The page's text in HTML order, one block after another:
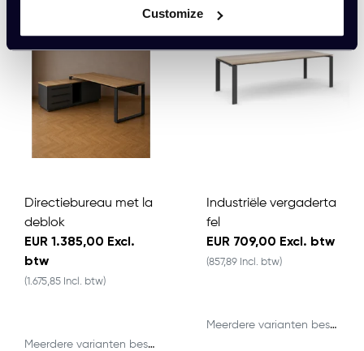
Customize
Directiebureau met la
deblok
EUR 1.385,00 Excl.
btw
(1.675,85 Incl. btw)
Meerdere varianten beschikbaar
Industriële vergaderta
fel
EUR 709,00 Excl. btw
(857,89 Incl. btw)
Meerdere varianten beschikbaar